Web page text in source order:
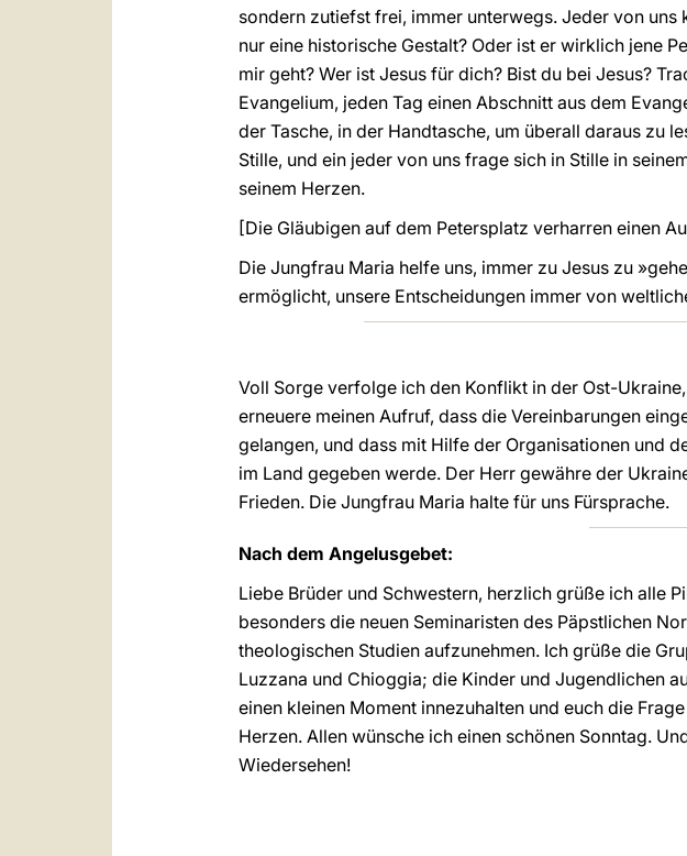
sondern zutiefst frei, immer unterwegs. Jeder von uns
nur eine historische Gestalt? Oder ist er wirklich jene
mir geht? Wer ist Jesus für dich? Bist du bei Jesus?
Evangelium, jeden Tag einen Abschnitt aus dem
der Tasche, in der Handtasche, um überall daraus zu
Stille, und ein jeder von uns frage sich in Stille in
seinem Herzen.
[Die Gläubigen auf dem Petersplatz verharren einen
Die Jungfrau Maria helfe uns, immer zu Jesus zu
ermöglicht, unsere Entscheidungen immer von
Voll Sorge verfolge ich den Konflikt in der Ost-
erneuere meinen Aufruf, dass die Vereinbarungen
gelangen, und dass mit Hilfe der Organisationen und
im Land gegeben werde. Der Herr gewähre der
Frieden. Die Jungfrau Maria halte für uns Fürsprache.
Nach dem Angelusgebet:
Liebe Brüder und Schwestern, herzlich grüße ich alle
besonders die neuen Seminaristen des Päpstlichen
theologischen Studien aufzunehmen. Ich grüße die
Luzzana und Chioggia; die Kinder und Jugendlichen
einen kleinen Moment innezuhalten und euch die
Herzen. Allen wünsche ich einen schönen Sonntag.
Wiedersehen!